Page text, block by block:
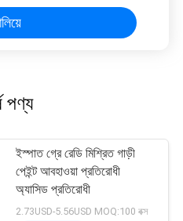
পণ্য
ইস্পাত গ্রে রেডি মিশ্রিত গাড়ী
পেইন্ট আবহাওয়া প্রতিরোধী
অ্যাসিড প্রতিরোধী
2.73USD-5.56USD MOQ:100 বক্স